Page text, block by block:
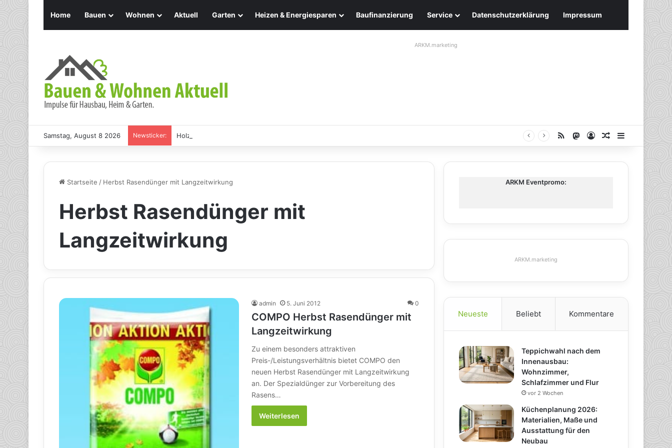
Home Bauen Wohnen Aktuell Garten Heizen & Energiesparen Baufinanzierung Service Datenschutzerklärung Impressum
ARKM.marketing
Samstag, August 8 2026 Newsticker: Holz Pendelleuchten: Eleganz und Nachhaltigkeit für Ihr Zuhause RSS Mastodon
AnmeldenZufälliger
Startseite / Herbst Rasendünger mit Langzeitwirkung
Herbst Rasendünger mit
Langzeitwirkung
admin 5. Juni 2012 0
COMPO Herbst Rasendünger mit
Langzeitwirkung
Zu einem besonders attraktiven
Preis-/Leistungsverhältnis bietet COMPO den
neuen Herbst Rasendünger mit Langzeitwirkung
an. Der Spezialdünger zur Vorbereitung des
Rasens…
Weiterlesen
ARKM Eventpromo:
ARKM.marketing
Neueste Beliebt Kommentare
Teppichwahl nach dem
Innenausbau:
Wohnzimmer,
Schlafzimmer und Flur
vor 2 Wochen
Küchenplanung 2026:
Materialien, Maße und
Ausstattung für den
Neubau